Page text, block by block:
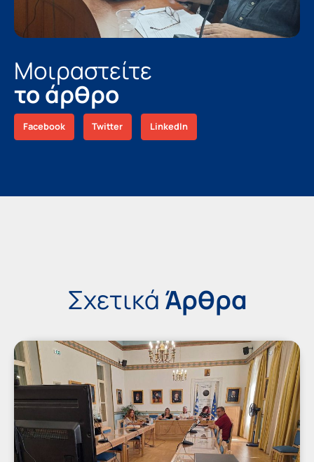
Μοιραστείτε
το άρθρο
Facebook Twitter LinkedIn
Σχετικά Άρθρα